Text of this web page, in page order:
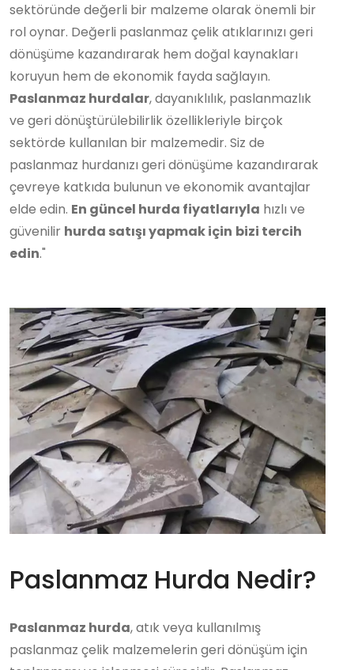
sektöründe değerli bir malzeme olarak önemli bir
rol oynar. Değerli paslanmaz çelik atıklarınızı geri
dönüşüme kazandırarak hem doğal kaynakları
koruyun hem de ekonomik fayda sağlayın.
Paslanmaz hurdalar, dayanıklılık, paslanmazlık
ve geri dönüştürülebilirlik özellikleriyle birçok
sektörde kullanılan bir malzemedir. Siz de
paslanmaz hurdanızı geri dönüşüme kazandırarak
çevreye katkıda bulunun ve ekonomik avantajlar
elde edin. En güncel hurda fiyatlarıyla hızlı ve
güvenilir hurda satışı yapmak için bizi tercih
edin."
Paslanmaz Hurda Nedir?
Paslanmaz hurda, atık veya kullanılmış
paslanmaz çelik malzemelerin geri dönüşüm için